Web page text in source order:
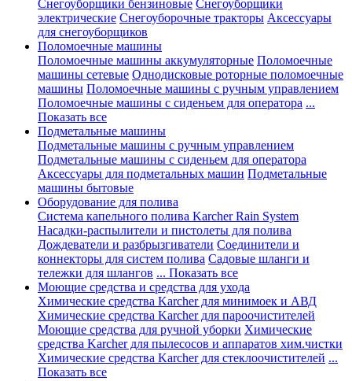
Снегоуборщики бензиновые Снегоуборщики
электрические Снегоуборочные тракторы Аксессуары
для снегоуборщиков
Поломоечные машины
Поломоечные машины аккумуляторные Поломоечные
машины сетевые Однодисковые роторные поломоечные
машины Поломоечные машины с ручным управлением
Поломоечные машины с сиденьем для оператора ...
Показать все
Подметальные машины
Подметальные машины с ручным управлением
Подметальные машины с сиденьем для оператора
Аксессуары для подметальных машин Подметальные
машины бытовые
Оборудование для полива
Система капельного полива Karcher Rain System
Насадки-распылители и пистолеты для полива
Дождеватели и разбрызгиватели Соединители и
коннекторы для систем полива Садовые шланги и
тележки для шлангов ... Показать все
Моющие средства и средства для ухода
Химические средства Karcher для минимоек и АВД
Химические средства Karcher для пароочистителей
Моющие средства для ручной уборки Химические
средства Karcher для пылесосов и аппаратов хим.чистки
Химические средства Karcher для стеклоочистителей ...
Показать все